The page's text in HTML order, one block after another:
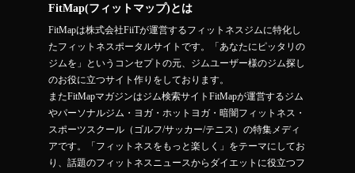
FitMap(フィットマップ)とは
FitMapは株式会社FiiTが運営するフィットネスジムに特化し
たフィットネスポータルサイトです。「あなたにピッタリの
ジムを」というコンセプトの元、ジムユーザー様のジム探し
のお役に立つサイト作りをしております。
またFitMapマガジンはジム検索サイトFitMapが運営するジム
やパーソナルジム・ヨガ・ホットヨガ・暗闇フィットネス・
スポーツスクール（ゴルフ/サッカー/テニス）の特集メディ
アです。「フィットネスをもっと楽しく」をテーマにしてお
り、話題のフィットネスニュースからダイエットに役立つフ